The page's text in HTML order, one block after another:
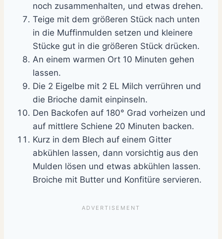
noch zusammenhalten, und etwas drehen.
Teige mit dem größeren Stück nach unten
in die Muffinmulden setzen und kleinere
Stücke gut in die größeren Stück drücken.
An einem warmen Ort 10 Minuten gehen
lassen.
Die 2 Eigelbe mit 2 EL Milch verrühren und
die Brioche damit einpinseln.
Den Backofen auf 180° Grad vorheizen und
auf mittlere Schiene 20 Minuten backen.
Kurz in dem Blech auf einem Gitter
abkühlen lassen, dann vorsichtig aus den
Mulden lösen und etwas abkühlen lassen.
Broiche mit Butter und Konfitüre servieren.